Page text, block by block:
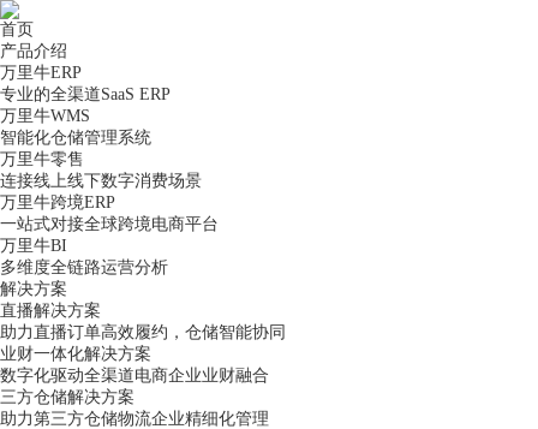
首页
产品介绍
万里牛ERP
专业的全渠道SaaS ERP
万里牛WMS
智能化仓储管理系统
万里牛零售
连接线上线下数字消费场景
万里牛跨境ERP
一站式对接全球跨境电商平台
万里牛BI
多维度全链路运营分析
解决方案
直播解决方案
助力直播订单高效履约，仓储智能协同
业财一体化解决方案
数字化驱动全渠道电商企业业财融合
三方仓储解决方案
助力第三方仓储物流企业精细化管理